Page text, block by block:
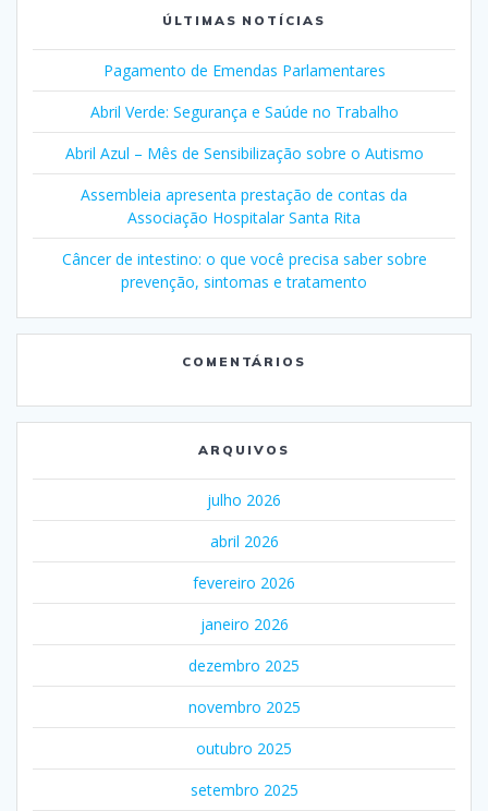
ÚLTIMAS NOTÍCIAS
Pagamento de Emendas Parlamentares
Abril Verde: Segurança e Saúde no Trabalho
Abril Azul – Mês de Sensibilização sobre o Autismo
Assembleia apresenta prestação de contas da
Associação Hospitalar Santa Rita
Câncer de intestino: o que você precisa saber sobre
prevenção, sintomas e tratamento
COMENTÁRIOS
ARQUIVOS
julho 2026
abril 2026
fevereiro 2026
janeiro 2026
dezembro 2025
novembro 2025
outubro 2025
setembro 2025